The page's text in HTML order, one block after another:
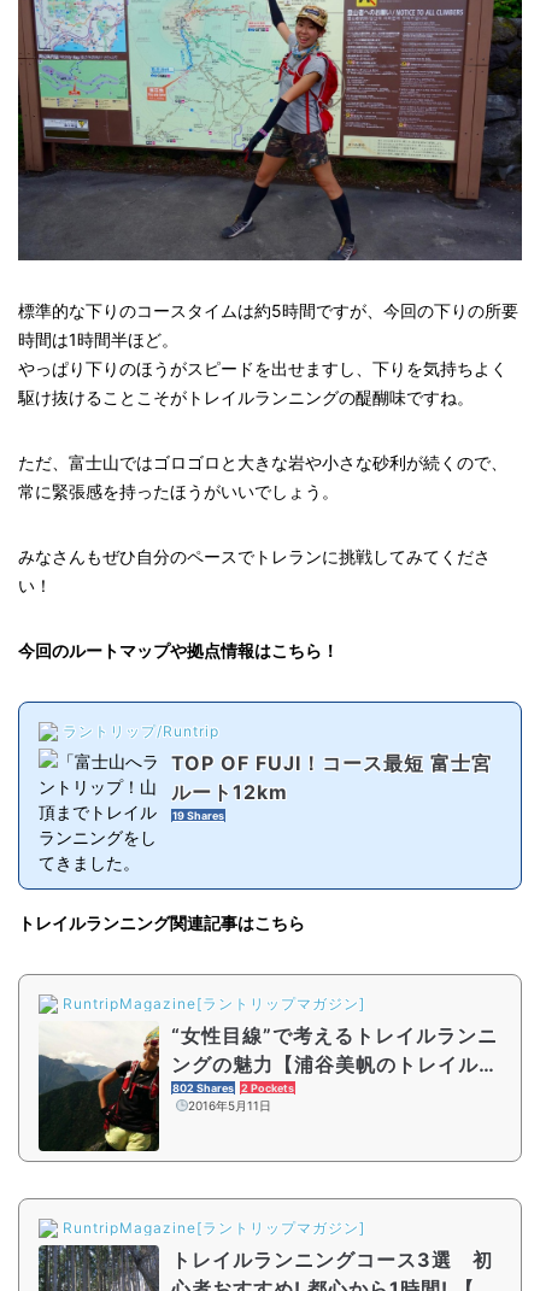
標準的な下りのコースタイムは約5時間ですが、今回の下りの所要
時間は1時間半ほど。
やっぱり下りのほうがスピードを出せますし、下りを気持ちよく
駆け抜けることこそがトレイルランニングの醍醐味ですね。
ただ、富士山ではゴロゴロと大きな岩や小さな砂利が続くので、
常に緊張感を持ったほうがいいでしょう。
みなさんもぜひ自分のペースでトレランに挑戦してみてくださ
い！
今回のルートマップや拠点情報はこちら！
ラントリップ/Runtrip
TOP OF FUJI！コース最短 富士宮
ルート12km
19 Shares
トレイルランニング関連記事はこちら
RuntripMagazine[ラントリップマガジン]
“女性目線”で考えるトレイルランニ
ングの魅力【浦谷美帆のトレイル女
子ランあいうえお】
802 Shares 2 Pockets
2016年5月11日
RuntripMagazine[ラントリップマガジン]
トレイルランニングコース3選 初